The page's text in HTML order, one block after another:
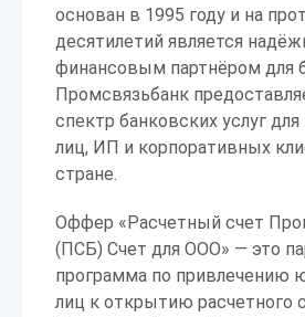
основан в 1995 году и на
десятилетий является
финансовым партнёром для
Промсвязьбанк
спектр банковских услуг
лиц, ИП и корпоративных
стране.
Оффер «Расчетный счет
(ПСБ) Счет для ООО» — это
программа по привлечению
лиц к открытию расчетного